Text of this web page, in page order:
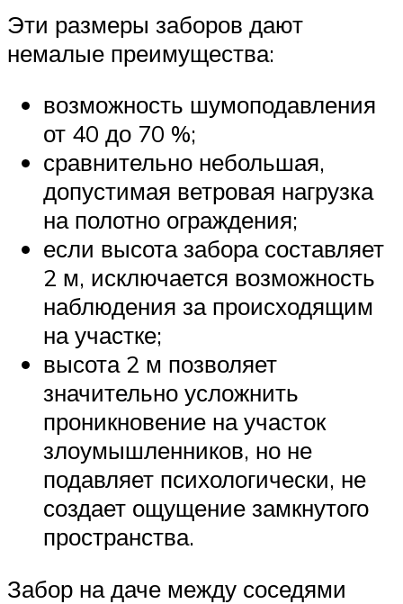
Эти размеры заборов дают
немалые преимущества:
возможность шумоподавления
от 40 до 70 %;
сравнительно небольшая,
допустимая ветровая нагрузка
на полотно ограждения;
если высота забора составляет
2 м, исключается возможность
наблюдения за происходящим
на участке;
высота 2 м позволяет
значительно усложнить
проникновение на участок
злоумышленников, но не
подавляет психологически, не
создает ощущение замкнутого
пространства.
Забор на даче между соседями